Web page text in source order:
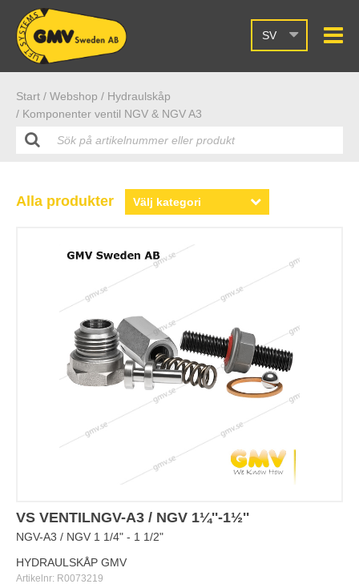
SV
Start / Webshop / Hydraulskåp
/ Komponenter ventil NGV & NGV A3
Alla produkter
VS VENTILNGV-A3 / NGV 1¼''-1½''
NGV-A3 / NGV 1 1/4" - 1 1/2"
HYDRAULSKÅP GMV
Artikelnr: R0073219